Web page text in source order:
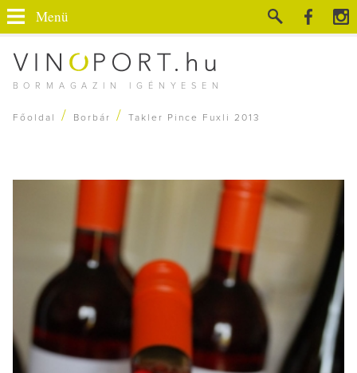
BORMAGAZIN IGÉNYESEN
Menü
Főoldal / Borbár / Takler Pince Fuxli 2013